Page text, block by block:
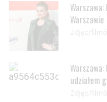
Warszawie
Zdjęc/
udziałem
Zdjęc/